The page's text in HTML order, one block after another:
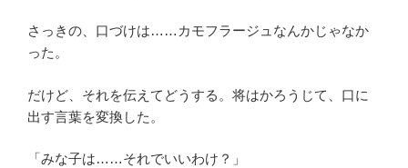
さっきの、口づけは……カモフラージュなんかじゃなか
った。
だけど、それを伝えてどうする。将はかろうじて、口に
出す言葉を変換した。
「みな子は……それでいいわけ？」